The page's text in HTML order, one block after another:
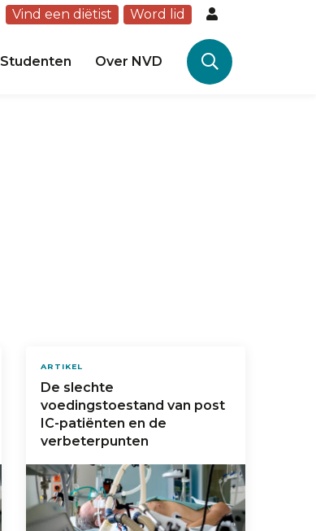
Vind een diëtist Word lid
Studenten Over NVD
ARTIKEL
De slechte
voedingstoestand van post
IC-patiënten en de
verbeterpunten